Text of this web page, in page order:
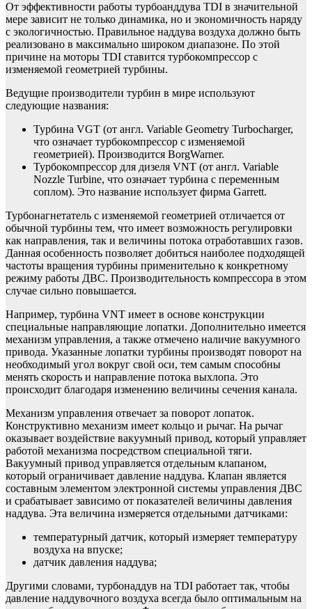
От эффективности работы турбоанддува TDI в значительной
мере зависит не только динамика, но и экономичность наряду
с экологичностью. Правильное наддува воздуха должно быть
реализовано в максимально широком диапазоне. По этой
причине на моторы TDI ставится турбокомпрессор с
изменяемой геометрией турбины.
Ведущие производители турбин в мире используют
следующие названия:
Турбина VGT (от англ. Variable Geometry Turbocharger,
что означает турбокомпрессор с изменяемой
геометрией). Производится BorgWarner.
Турбокомпрессор для дизеля VNT (от англ. Variable
Nozzle Turbine, что означает турбина с переменным
соплом). Это название использует фирма Garrett.
Турбонагнетатель с изменяемой геометрией отличается от
обычной турбины тем, что имеет возможность регулировки
как направления, так и величины потока отработавших газов.
Данная особенность позволяет добиться наиболее подходящей
частоты вращения турбины применительно к конкретному
режиму работы ДВС. Производительность компрессора в этом
случае сильно повышается.
Например, турбина VNT имеет в основе конструкции
специальные направляющие лопатки. Дополнительно имеется
механизм управления, а также отмечено наличие вакуумного
привода. Указанные лопатки турбины производят поворот на
необходимый угол вокруг свой оси, тем самым способны
менять скорость и направление потока выхлопа. Это
происходит благодаря изменению величины сечения канала.
Механизм управления отвечает за поворот лопаток.
Конструктивно механизм имеет кольцо и рычаг. На рычаг
оказывает воздействие вакуумный привод, который управляет
работой механизма посредством специальной тяги.
Вакуумный привод управляется отдельным клапаном,
который ограничивает давление наддува. Клапан является
составным элементом электронной системы управления ДВС
и срабатывает зависимо от показателей величины давления
наддува. Эта величина измеряется отдельными датчиками:
температурный датчик, который измеряет температуру
воздуха на впуске;
датчик давления наддува;
Другими словами, турбонаддув на TDI работает так, чтобы
давление наддувочного воздуха всегда было оптимальным на